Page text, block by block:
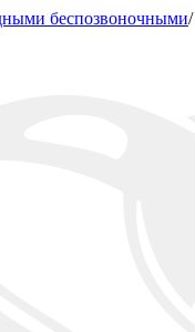
беспозвоночными/